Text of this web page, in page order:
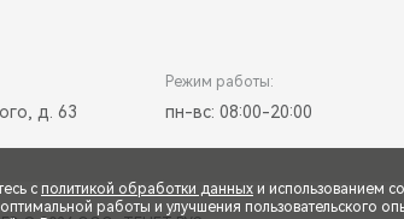
д. 63
Режим работы:
пн-вс: 08:00-20:00
с политикой обработки данных и использованием
работы и улучшения пользовательского